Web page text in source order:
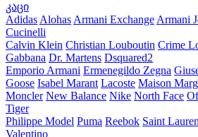
კაცი
Adidas Alohas Armani Exchange Armani
Cucinelli
Calvin Klein Christian Louboutin Crime
Gabbana Dr. Martens Dsquared2
Emporio Armani Ermenegildo Zegna
Goose Isabel Marant Lacoste Maison
Moncler New Balance Nike North Face
Tiger
Philippe Model Puma Reebok Saint
Valentino